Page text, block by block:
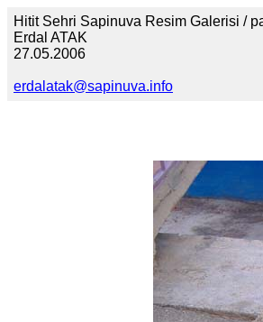
Hitit Sehri Sapinuva Resim Galerisi /
Erdal ATAK
27.05.2006
erdalatak@sapinuva.info